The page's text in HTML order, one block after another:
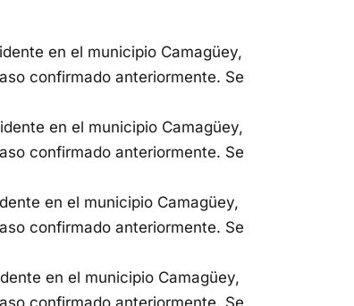
en el municipio Camagüey,
confirmado anteriormente. Se
en el municipio Camagüey,
confirmado anteriormente. Se
en el municipio Camagüey,
confirmado anteriormente. Se
en el municipio Camagüey,